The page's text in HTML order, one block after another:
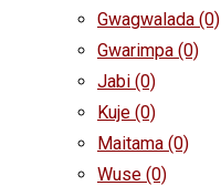
Gwagwalada (0)
Gwarimpa (0)
Jabi (0)
Kuje (0)
Maitama (0)
Wuse (0)